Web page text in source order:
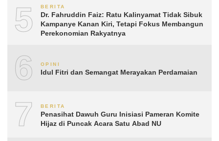
5 BERITA
Dr. Fahruddin Faiz: Ratu Kalinyamat Tidak Sibuk
Kampanye Kanan Kiri, Tetapi Fokus Membangun
Perekonomian Rakyatnya
6 OPINI
Idul Fitri dan Semangat Merayakan Perdamaian
7 BERITA
Penasihat Dawuh Guru Inisiasi Pameran Komite
Hijaz di Puncak Acara Satu Abad NU